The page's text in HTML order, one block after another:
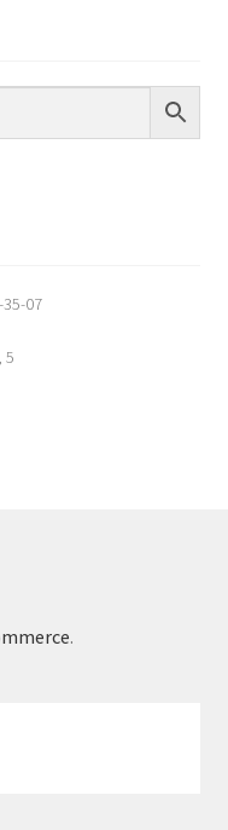
07
5
.